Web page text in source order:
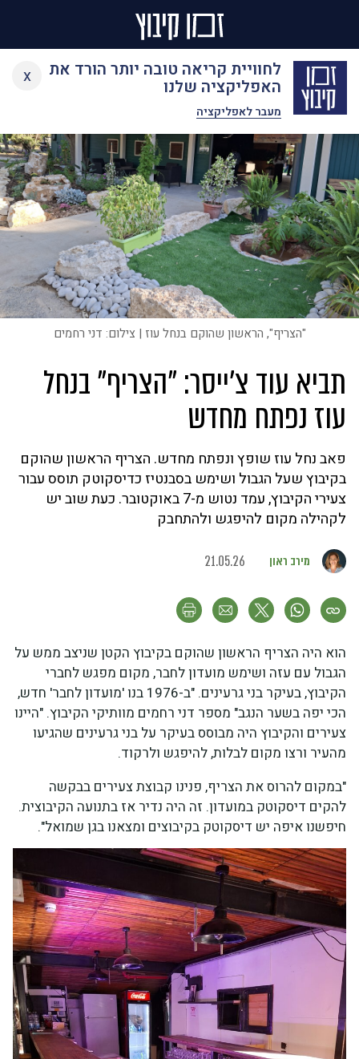
לחוויית קריאה טובה יותר הורד את
האפליקציה שלנו
מעבר לאפליקציה
x
Skip
content
"הצריף", הראשון שהוקם בנחל עוז | צילום: דני רחמים
תביא עוד צ'ייסר: "הצריף" בנחל
עוז נפתח מחדש
פאב נחל עוז שופץ ונפתח מחדש. הצריף הראשון שהוקם
בקיבוץ שעל הגבול ושימש בסבנטיז כדיסקוטק תוסס עבור
צעירי הקיבוץ, עמד נטוש מ-7 באוקטובר. כעת שוב יש
לקהילה מקום להיפגש ולהתחבק
מירב ראון 21.05.26
הוא היה הצריף הראשון שהוקם בקיבוץ הקטן שניצב ממש על
הגבול עם עזה ושימש מועדון לחבר, מקום מפגש לחברי
הקיבוץ, בעיקר בני גרעינים. "ב-1976 בנו 'מועדון לחבר' חדש,
הכי יפה בשער הנגב" מספר דני רחמים מוותיקי הקיבוץ. "היינו
צעירים והקיבוץ היה מבוסס בעיקר על בני גרעינים שהגיעו
מהעיר ורצו מקום לבלות, להיפגש ולרקוד.
"במקום להרוס את הצריף, פנינו קבוצת צעירים בבקשה
להקים דיסקוטק במועדון. זה היה נדיר אז בתנועה הקיבוצית.
חיפשנו איפה יש דיסקוטק בקיבוצים ומצאנו בגן שמואל".